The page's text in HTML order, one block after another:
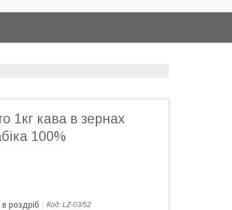
1кг кава в зернах
100%
роздріб Код: LZ-03/52